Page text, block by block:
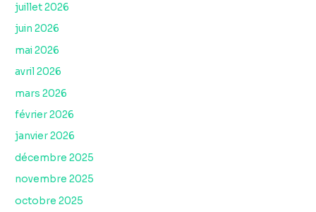
juillet 2026
juin 2026
mai 2026
avril 2026
mars 2026
février 2026
janvier 2026
décembre 2025
novembre 2025
octobre 2025